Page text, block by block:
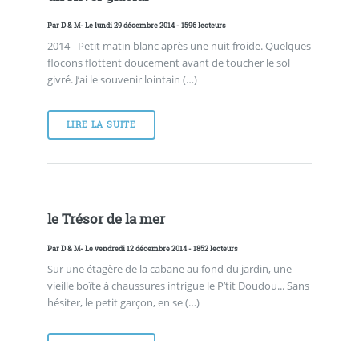
ParD & M- Le lundi 29 décembre 2014 - 1596 lecteurs
2014 - Petit matin blanc après une nuit froide. Quelques
flocons flottent doucement avant de toucher le sol
givré. J’ai le souvenir lointain (…)
LIRE LA SUITE
le Trésor de la mer
ParD & M- Le vendredi 12 décembre 2014 - 1852 lecteurs
Sur une étagère de la cabane au fond du jardin, une
vieille boîte à chaussures intrigue le P’tit Doudou... Sans
hésiter, le petit garçon, en se (…)